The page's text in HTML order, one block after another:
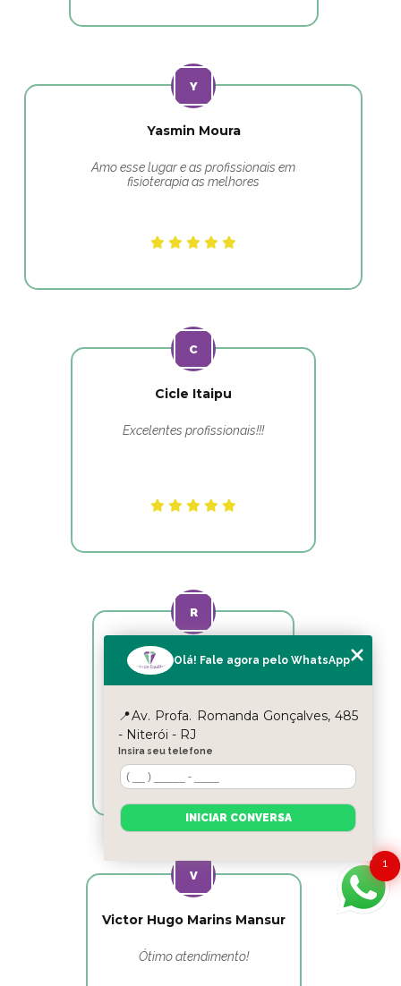
Yasmin Moura
Amo esse lugar e as profissionais em
fisioterapia as melhores
Cicle Itaipu
Excelentes profissionais!!!
Reyslane Fernandes
Victor Hugo Marins Mansur
Ótimo atendimento!
1
Olá! Fale agora pelo WhatsApp
📍Av. Profa. Romanda Gonçalves, 485
- Niterói - RJ
Insira seu telefone
INICIAR CONVERSA